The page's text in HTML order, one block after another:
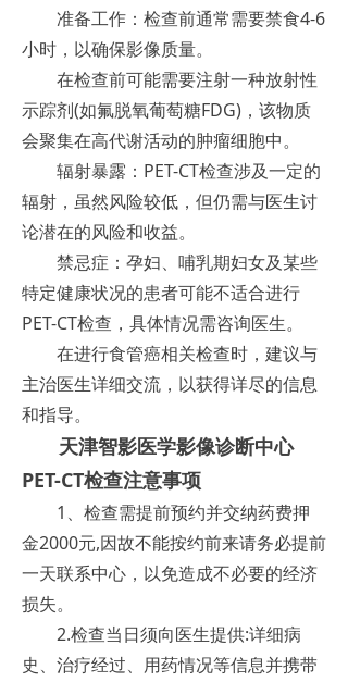
准备工作： 检查前通常需要禁食4-6
小时，以确保影像质量。
在检查前可能需要注射一种放射性
示踪剂(如氟脱氧葡萄糖FDG)，该物质
会聚集在高代谢活动的肿瘤细胞中。
辐射暴露： PET-CT检查涉及一定的
辐射，虽然风险较低，但仍需与医生讨
论潜在的风险和收益。
禁忌症： 孕妇、哺乳期妇女及某些
特定健康状况的患者可能不适合进行
PET-CT检查，具体情况需咨询医生。
在进行食管癌相关检查时，建议与
主治医生详细交流，以获得详尽的信息
和指导。
天津智影医学影像诊断中心
PET-CT检查注意事项
1、检查需提前预约并交纳药费押
金2000元,因故不能按约前来请务必提前
一天联系中心，以免造成不必要的经济
损失。
2.检查当日须向医生提供:详细病
史、治疗经过、用药情况等信息并携带